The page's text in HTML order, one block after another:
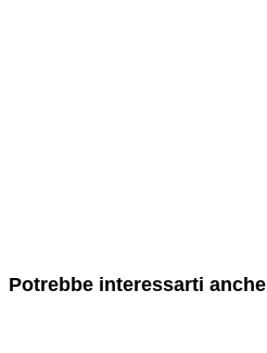
Potrebbe interessarti anche